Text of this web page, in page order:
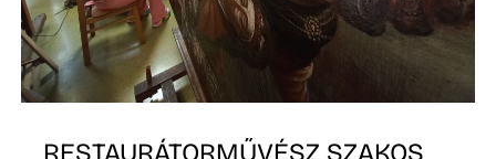
RESTAURÁTORMŰVÉSZ SZAKOS